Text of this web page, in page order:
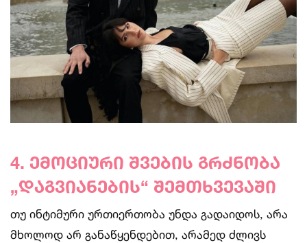
4. ემოციური შვების გრძნობა
„დაგვიანების“ შემთხვევაში
თუ ინტიმური ურთიერთობა უნდა გადაიდოს, არა
მხოლოდ არ განაწყენდებით, არამედ ძლივს